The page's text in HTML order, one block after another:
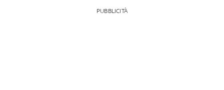
PUBBLICITÀ